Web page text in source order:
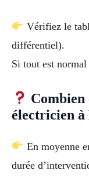
Vérifiez le
différentiel).
Si tout est
Combien
électricien
En moyenne
durée